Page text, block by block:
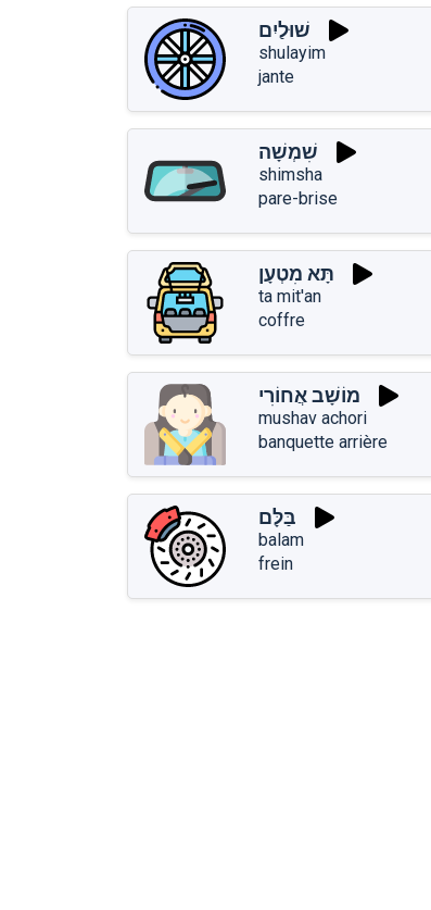
שׁוּלַיִם
shulayim
jante
שִׁמְשָׁה
shimsha
pare-brise
תָּא מִטְעָן
ta mit'an
coffre
מוֹשָׁב אֲחוֹרִי
mushav achori
banquette arrière
בַּלָּם
balam
frein